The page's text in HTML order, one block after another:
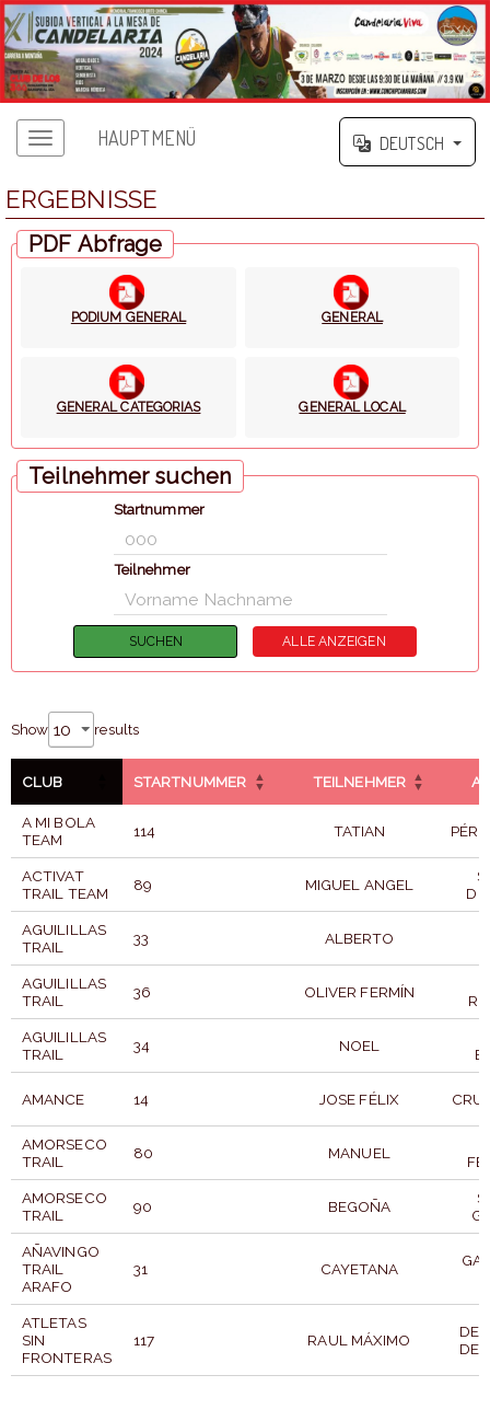
HAUPTMENÜ DEUTSCH
ERGEBNISSE
PDF Abfrage
PODIUM GENERAL GENERAL
GENERAL CATEGORIAS GENERAL LOCAL
Teilnehmer suchen
Startnummer
Teilnehmer
Show results
CLUB STARTNUMMER TEILNEHMER
A MI BOLA
TEAM
114 TATIAN
ACTIVAT
TRAIL TEAM
89 MIGUEL ANGEL
AGUILILLAS
TRAIL
33 ALBERTO
AGUILILLAS
TRAIL
36 OLIVER FERMÍN
AGUILILLAS
TRAIL
34 NOEL
AMANCE 14 JOSE FÉLIX
AMORSECO
TRAIL
80 MANUEL
AMORSECO
TRAIL
90 BEGOÑA
AÑAVINGO
TRAIL
ARAFO
31 CAYETANA
ATLETAS
SIN
FRONTERAS
117 RAUL MÁXIMO